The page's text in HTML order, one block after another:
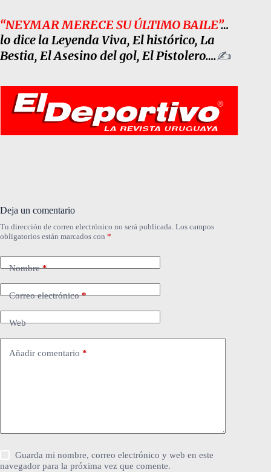
“NEYMAR MERECE SU ÚLTIMO BAILE”…
lo dice la Leyenda Viva, El histórico, La
Bestia, El Asesino del gol, El Pistolero….✍️
Deja un comentario
Tu dirección de correo electrónico no será publicada. Los campos
obligatorios están marcados con *
Nombre*
Correo electrónico*
Web
Añadir comentario *
Guarda mi nombre, correo electrónico y web en este
navegador para la próxima vez que comente.